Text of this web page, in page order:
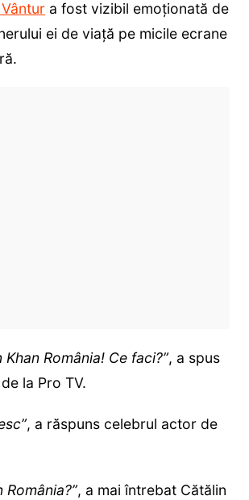
a fost vizibil emoționată de
ei de viață pe micile ecrane
Khan România! Ce faci?”, a spus
la Pro TV.
, a răspuns celebrul actor de
România?”, a mai întrebat Cătălin